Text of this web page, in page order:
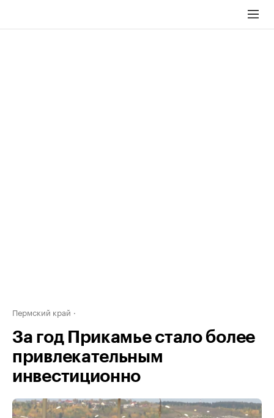
Пермский край
За год Прикамье стало более
привлекательным
инвестиционно